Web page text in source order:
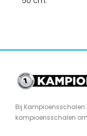
Bij
kampioensschalen